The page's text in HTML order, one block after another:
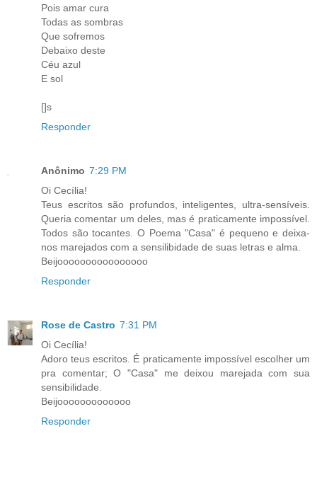
Pois amar cura
Todas as sombras
Que sofremos
Debaixo deste
Céu azul
E sol
[]s
Responder
Anônimo 7:29 PM
Oi Cecília!
Teus escritos são profundos, inteligentes, ultra-sensíveis.
Queria comentar um deles, mas é praticamente impossível.
Todos são tocantes. O Poema "Casa" é pequeno e deixa-
nos marejados com a sensilibidade de suas letras e alma.
Beijoooooooooooooooo
Responder
Rose de Castro 7:31 PM
Oi Cecília!
Adoro teus escritos. É praticamente impossível escolher um
pra comentar; O "Casa" me deixou marejada com sua
sensibilidade.
Beijooooooooooooo
Responder